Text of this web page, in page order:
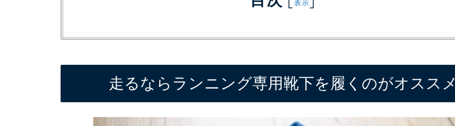
表示
走るならランニング専用靴下を履くのがオススメ